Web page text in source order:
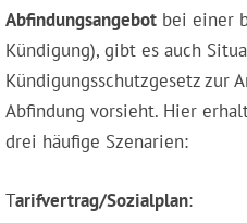
Abfindungsangebot bei einer
Kündigung), gibt es auch
Kündigungsschutzgesetz zur
Abfindung vorsieht. Hier
drei häufige Szenarien:
Tarifvertrag/Sozialplan: